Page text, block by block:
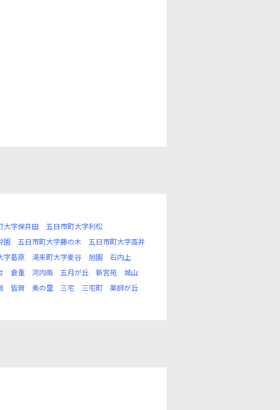
大字保井田
五日市町大字利松
園 五日市町大字藤の木
五日市町大字高井
字葛原 湯来町大字麦谷 旭園
石内上
倉重 河内南 五月が丘 新宮苑
城山
皆賀 美の里 三宅 三宅町
薬師が丘